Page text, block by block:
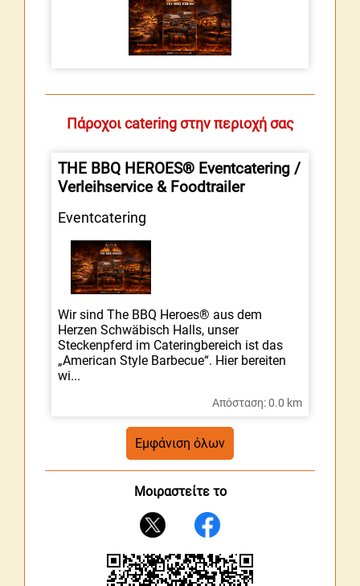
Πάροχοι catering στην περιοχή σας
THE BBQ HEROES® Eventcatering /
Verleihservice & Foodtrailer
Eventcatering
Wir sind The BBQ Heroes® aus dem
Herzen Schwäbisch Halls, unser
Steckenpferd im Cateringbereich ist das
„American Style Barbecue“. Hier bereiten
wi...
Απόσταση: 0.0 km
Μοιραστείτε το